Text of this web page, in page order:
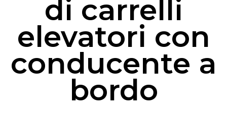
di carrelli
elevatori con
conducente a
bordo